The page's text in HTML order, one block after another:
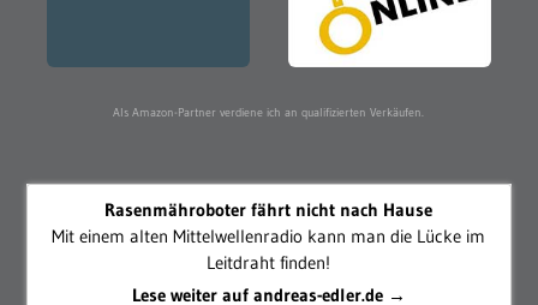
Als Amazon-Partner verdiene ich an qualifizierten Verkäufen.
Rasenmähroboter fährt nicht nach Hause
Mit einem alten Mittelwellenradio kann man die Lücke im
Leitdraht finden!
Lese weiter auf andreas-edler.de →